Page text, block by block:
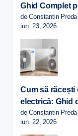
Ghid Complet
de Constantin Preda
iun. 23, 2026
Cum să răcești
electrică: Ghid
de Constantin Preda
iun. 22, 2026